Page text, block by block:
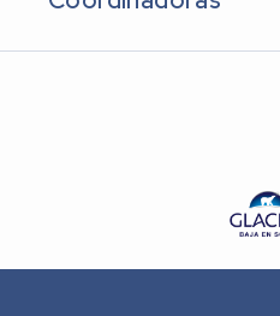
Dra. Guillermina Eleit
Dra. Paula Terns